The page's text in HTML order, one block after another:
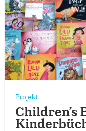
Projekt
Children´s